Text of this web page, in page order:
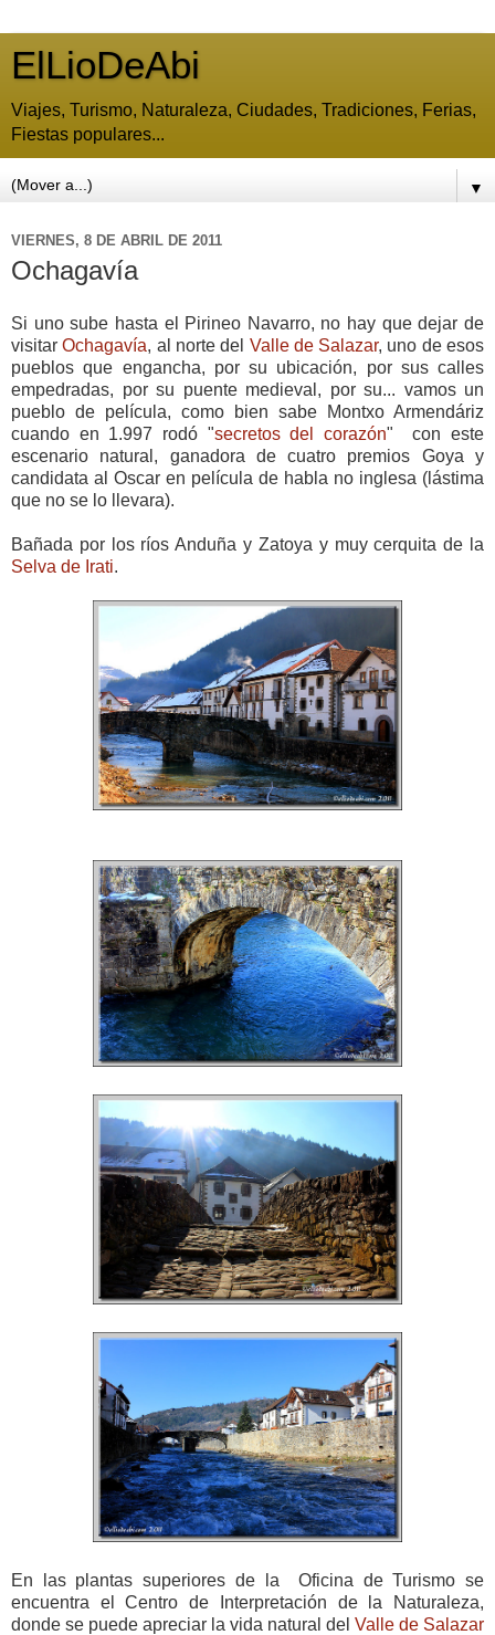
ElLioDeAbi
Viajes, Turismo, Naturaleza, Ciudades, Tradiciones, Ferias,
Fiestas populares...
▼
VIERNES, 8 DE ABRIL DE 2011
Ochagavía
Si uno sube hasta el Pirineo Navarro, no hay que dejar de
visitarOchagavía, al norte del Valle de Salazar, uno de esos
pueblos que engancha, por su ubicación, por sus calles
empedradas, por su puente medieval, por su... vamos un
pueblo de película, como bien sabe Montxo Armendáriz
cuando en 1.997 rodó "secretos del corazón" con este
escenario natural, ganadora de cuatro premios Goya y
candidata al Oscar en película de habla no inglesa (lástima
que no se lo llevara).
Bañada por los ríos Anduña y Zatoya y muy cerquita de la
Selva de Irati.
En las plantas superiores de la Oficina de Turismo se
encuentra el Centro de Interpretación de la Naturaleza,
donde se puede apreciar la vida natural del Valle de Salazar